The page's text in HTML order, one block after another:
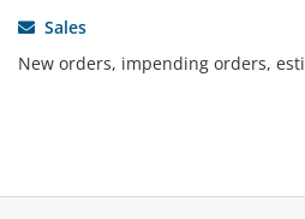
Sales
New orders, impending orders,